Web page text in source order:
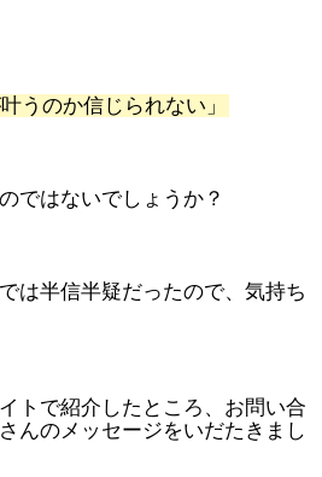
うのか信じられない」
ではないでしょうか？
は半信半疑だったので、気持ち
トで紹介したところ、お問い合
んのメッセージをいだたきまし